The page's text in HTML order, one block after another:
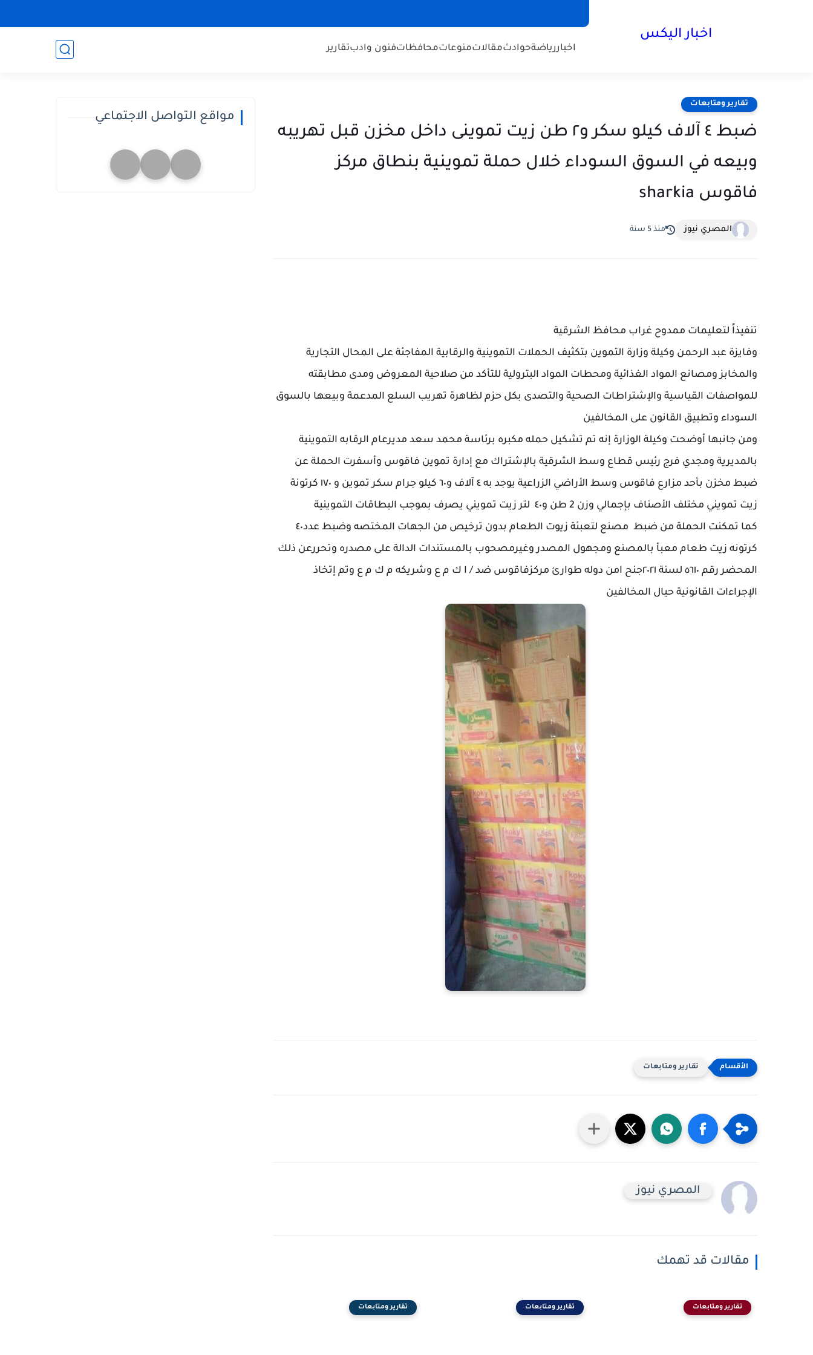
اخبار اليكس
اخباررياضةحوادثمقالاتمنوعاتمحافظاتفنون وادبتقارير
تقارير ومتابعات
ضبط ٤ آلاف كيلو سكر و٢ طن زيت تموينى داخل مخزن قبل تهريبه
وبيعه في السوق السوداء خلال حملة تموينية بنطاق مركز
فاقوس ‏sharkia
المصري نيوز منذ 5 سنة
تنفيذاً لتعليمات ممدوح غراب محافظ الشرقية
وفايزة عبد الرحمن وكيلة وزارة التموين بتكثيف الحملات التموينية والرقابية المفاجئة على المحال التجارية
والمخابز ومصانع المواد الغذائية ومحطات المواد البترولية للتأكد من صلاحية المعروض ومدى مطابقته
للمواصفات القياسية والإشتراطات الصحية والتصدى بكل حزم لظاهرة تهريب السلع المدعمة وبيعها بالسوق
السوداء وتطبيق القانون على المخالفين
ومن جانبها أوضحت وكيلة الوزارة إنه تم تشكيل حمله مكبره برئاسة محمد سعد مديرعام الرقابه التموينية
بالمديرية ومجدي فرج رئيس قطاع وسط الشرقية بالإشتراك مع إدارة تموين فاقوس وأسفرت الحملة عن
ضبط مخزن بأحد مزارع فاقوس وسط الأراضي الزراعية يوجد به ٤ آلاف و٦٠ كيلو جرام سكر تموين و ١٧٠ كرتونة
زيت تمويني مختلف الأصناف بإجمالي وزن 2 طن و٤٠ لتر زيت تمويني يصرف بموجب البطاقات التموينية
كما تمكنت الحملة من ضبط مصنع لتعبئة زيوت الطعام بدون ترخيص من الجهات المختصه وضبط عدد٤٠
كرتونه زيت طعام معبأ بالمصنع ومجهول المصدر وغيرمصحوب بالمستندات الدالة على مصدره وتحررعن ذلك
المحضر رقم ٥٦١٠ لسنة ٢٠٢١جنح امن دوله طوارئ مركزفاقوس ضد / ا ك م ع وشريكه م ك م ع وتم إتخاذ
الإجراءات القانونية حيال المخالفين
تقارير ومتابعات
المصري نيوز
مقالات قد تهمك
تقارير ومتابعات تقارير ومتابعات تقارير ومتابعات
مواقع التواصل الاجتماعي